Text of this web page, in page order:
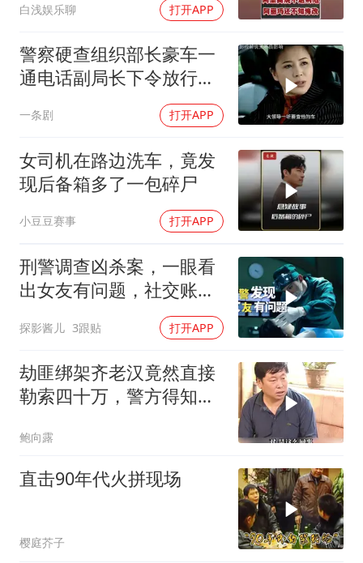
东方之约 相约未来
白浅娱乐聊 打开APP
警察硬查组织部长豪车一
通电话副局长下令放行，
一条剧 打开APP
女司机在路边洗车，竟发
现后备箱多了一包碎尸
小豆豆赛事 打开APP
刑警调查凶杀案，一眼看
出女友有问题，社交账号
探影酱儿 3跟贴 打开APP
劫匪绑架齐老汉竟然直接
勒索四十万，警方得知后
鲍向露
直击90年代火拼现场
樱庭芥子